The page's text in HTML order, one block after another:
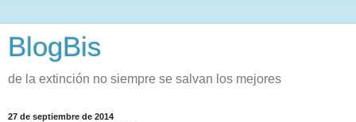
BlogBis
de la extinción no siempre se salvan los mejores
27 de septiembre de 2014